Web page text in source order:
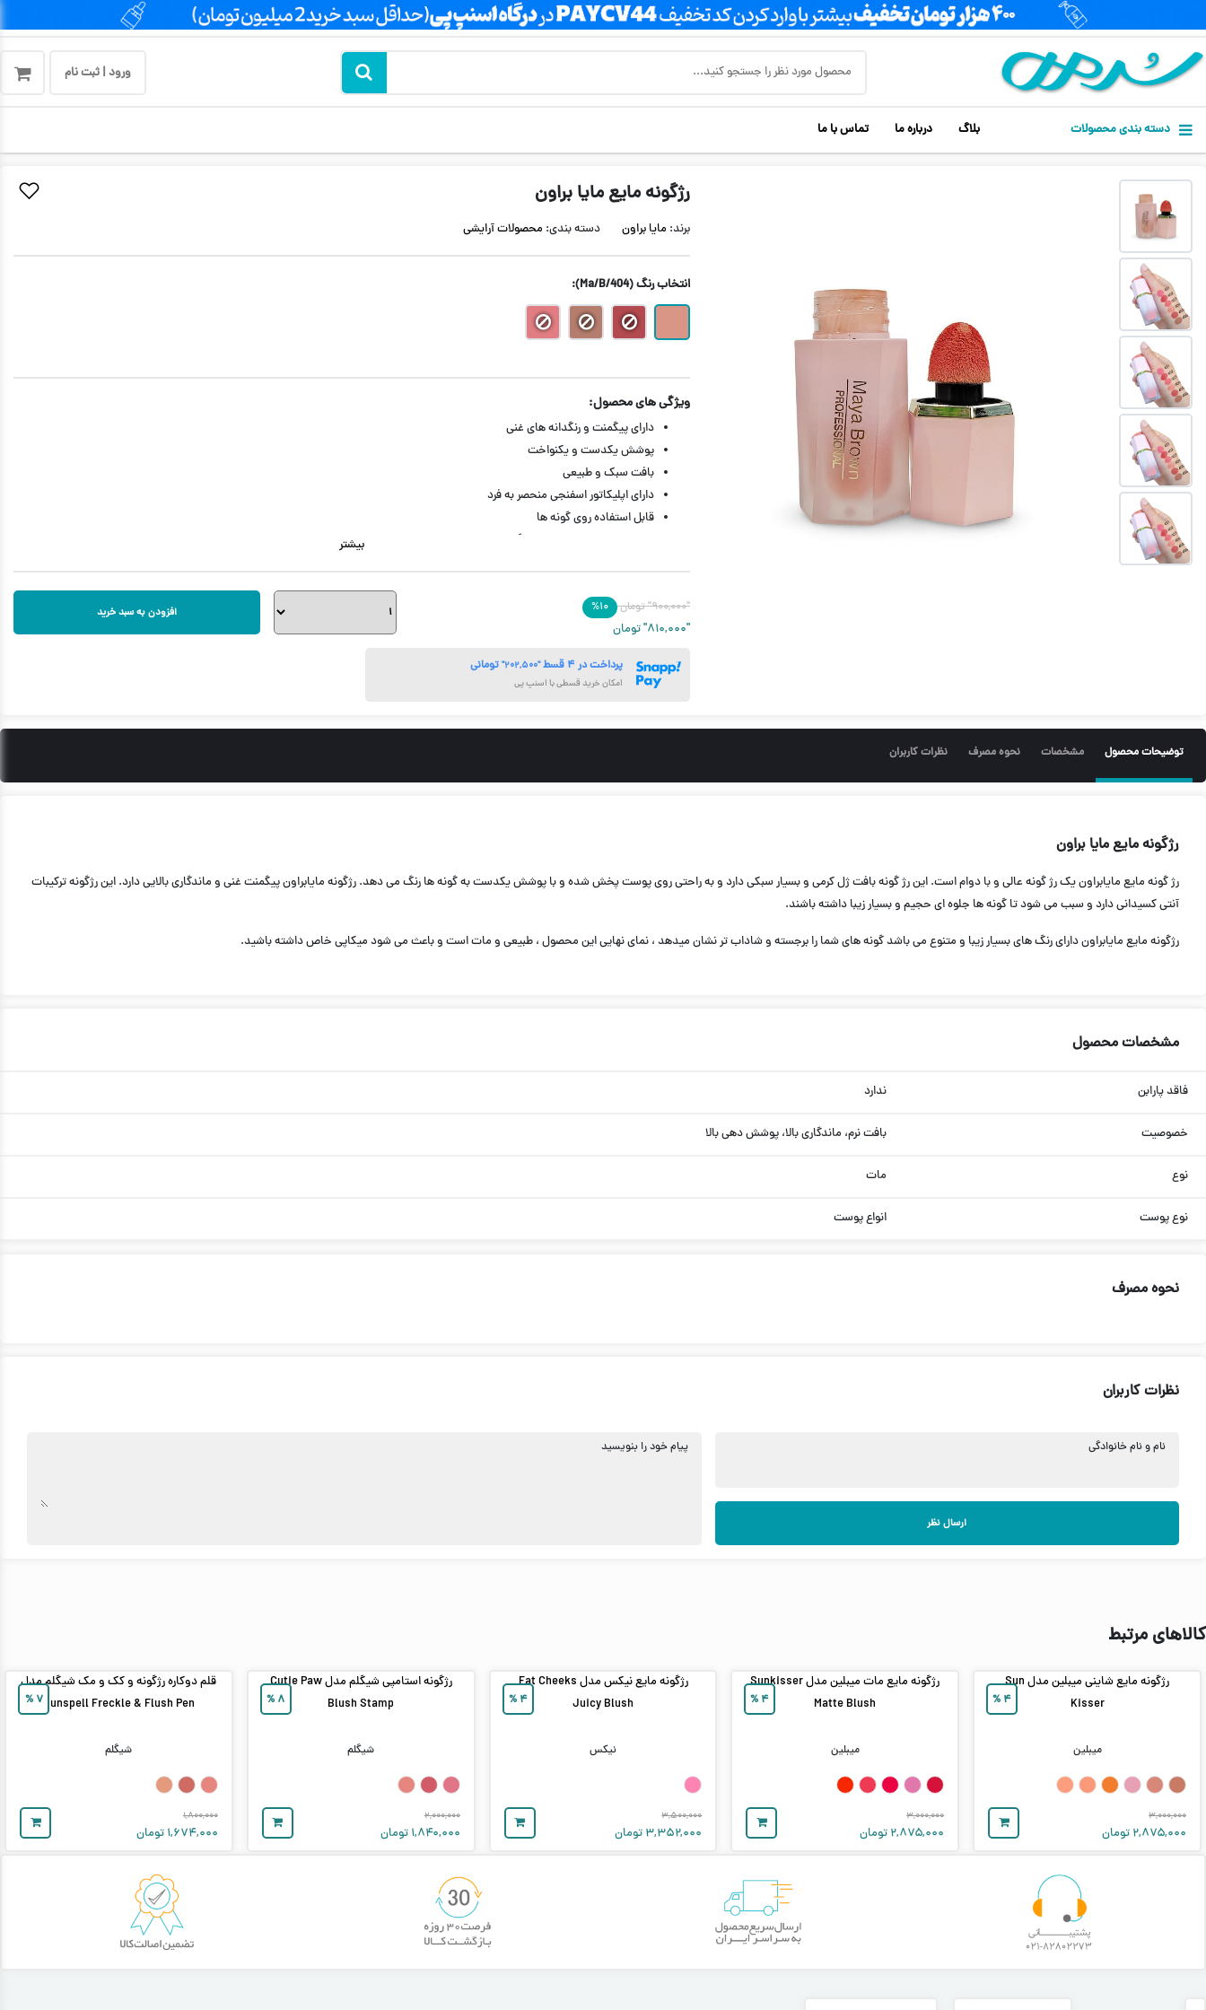
ورود | ثبت نام
دسته بندی محصولات بلاگ درباره ما تماس با ما
رژگونه مایع مایا براون
برند: مایا براون دسته بندی: محصولات آرایشی
انتخاب رنگ(Ma/B/404)
:
ویژگی های محصول:
دارای پیگمنت و رنگدانه های غنی
پوشش یکدست و یکنواخت
بافت سبک و طبیعی
دارای اپلیکاتور اسفنجی منحصر به فرد
قابل استفاده روی گونه ها
حجم 5.2 میل
بیشتر
"۹۰۰,۰۰۰" تومان ۱۰%
"۸۱۰,۰۰۰" تومان
افزودن به سبد خرید
پرداخت در ۴ قسط "۲۰۲,۵۰۰" تومانی
امکان خرید قسطی با اسنپ پی
توضیحات محصول مشخصات نحوه مصرف نظرات کاربران
رژگونه مایع مایا براون
رژ گونه مایع مایابراون یک رژ گونه عالی و با دوام است. این رژ گونه بافت ژل کرمی و بسیار سبکی دارد و به راحتی روی پوست پخش شده و با پوشش یکدست به گونه ها رنگ می دهد. رژگونه مایابراون پیگمنت غنی و ماندگاری بالایی دارد. این رژگونه ترکیبات
آنتی کسیدانی دارد و سبب می شود تا گونه ها جلوه ای حجیم و بسیار زیبا داشته باشند.
رژگونه مایع مایابراون دارای رنگ های بسیار زیبا و متنوع می باشد گونه های شما را برجسته و شاداب تر نشان میدهد ، نمای نهایی این محصول ، طبیعی و مات است و باعث می شود میکاپی خاص داشته باشید.
مشخصات محصول
فاقد پارابن ندارد
خصوصیت بافت نرم، ماندگاری بالا، پوشش دهی بالا
نوع مات
نوع پوست انواع پوست
نحوه مصرف
نظرات کاربران
نام و نام خانوادگی
ارسال نظر
پیام خود را بنویسید
کالاهای مرتبط
۴ %
رژگونه مایع شاینی میبلین مدل Sun
Kisser
میبلین
۳,۰۰۰,۰۰۰
۲,۸۷۵,۰۰۰ تومان
۴ %
رژگونه مایع مات میبلین مدل Sunkisser
Matte Blush
میبلین
۳,۰۰۰,۰۰۰
۲,۸۷۵,۰۰۰ تومان
۴ %
رژگونه مایع نیکس مدل Fat Cheeks
Juicy Blush
نیکس
۳,۵۰۰,۰۰۰
۳,۳۵۲,۰۰۰ تومان
۸ %
رژگونه استامپی شیگلم مدل Cutie Paw
Blush Stamp
شیگلم
۲,۰۰۰,۰۰۰
۱,۸۴۰,۰۰۰ تومان
۷ %
قلم دوکاره رژگونه و کک‌ و مک شیگلم مدل
Sunspell Freckle & Flush Pen
شیگلم
۱,۸۰۰,۰۰۰
۱,۶۷۴,۰۰۰ تومان